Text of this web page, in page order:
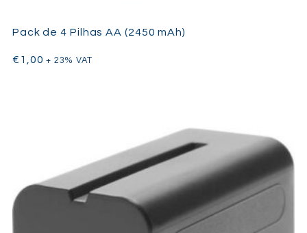
Pack de 4 Pilhas AA (2450 mAh)
€ 1,00 + 23% VAT